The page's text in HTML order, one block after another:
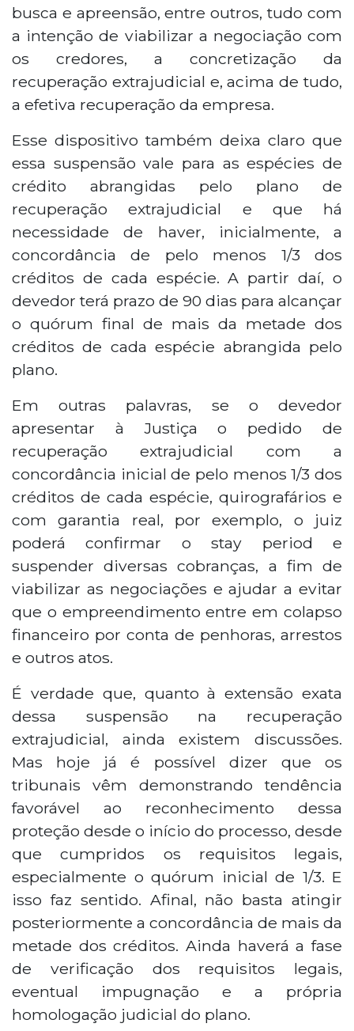
busca e apreensão, entre outros, tudo com
a intenção de viabilizar a negociação com
os credores, a concretização da
recuperação extrajudicial e, acima de tudo,
a efetiva recuperação da empresa.
Esse dispositivo também deixa claro que
essa suspensão vale para as espécies de
crédito abrangidas pelo plano de
recuperação extrajudicial e que há
necessidade de haver, inicialmente, a
concordância de pelo menos 1/3 dos
créditos de cada espécie. A partir daí, o
devedor terá prazo de 90 dias para alcançar
o quórum final de mais da metade dos
créditos de cada espécie abrangida pelo
plano.
Em outras palavras, se o devedor
apresentar à Justiça o pedido de
recuperação extrajudicial com a
concordância inicial de pelo menos 1/3 dos
créditos de cada espécie, quirografários e
com garantia real, por exemplo, o juiz
poderá confirmar o stay period e
suspender diversas cobranças, a fim de
viabilizar as negociações e ajudar a evitar
que o empreendimento entre em colapso
financeiro por conta de penhoras, arrestos
e outros atos.
É verdade que, quanto à extensão exata
dessa suspensão na recuperação
extrajudicial, ainda existem discussões.
Mas hoje já é possível dizer que os
tribunais vêm demonstrando tendência
favorável ao reconhecimento dessa
proteção desde o início do processo, desde
que cumpridos os requisitos legais,
especialmente o quórum inicial de 1/3. E
isso faz sentido. Afinal, não basta atingir
posteriormente a concordância de mais da
metade dos créditos. Ainda haverá a fase
de verificação dos requisitos legais,
eventual impugnação e a própria
homologação judicial do plano.